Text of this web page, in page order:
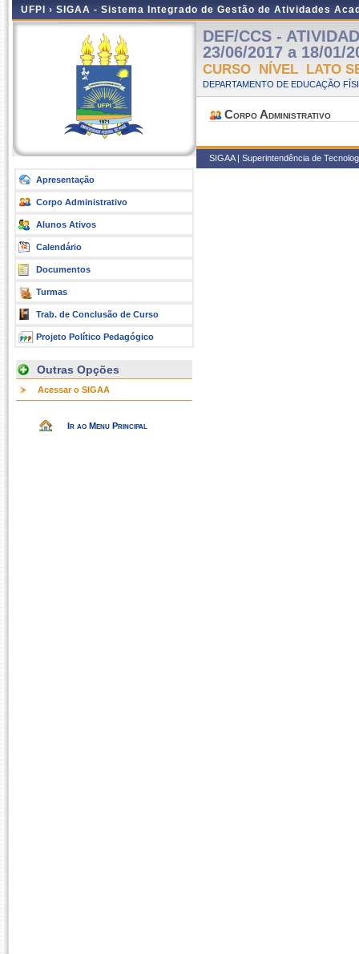
UFPI › SIGAA - Sistema Integrado de Gestão de Atividades
Apresentação
Corpo Administrativo
Alunos Ativos
Calendário
Documentos
Turmas
Trab. de Conclusão de Curso
Projeto Político Pedagógico
Outras Opções
Acessar o SIGAA
Ir ao Menu Principal
DEF/CCS -
23/06/2017 a 18/01/
CURSO NÍVEL LATO
DEPARTAMENTO DE EDUCAÇÃO
Corpo Administrativo
SIGAA | Superintendência de